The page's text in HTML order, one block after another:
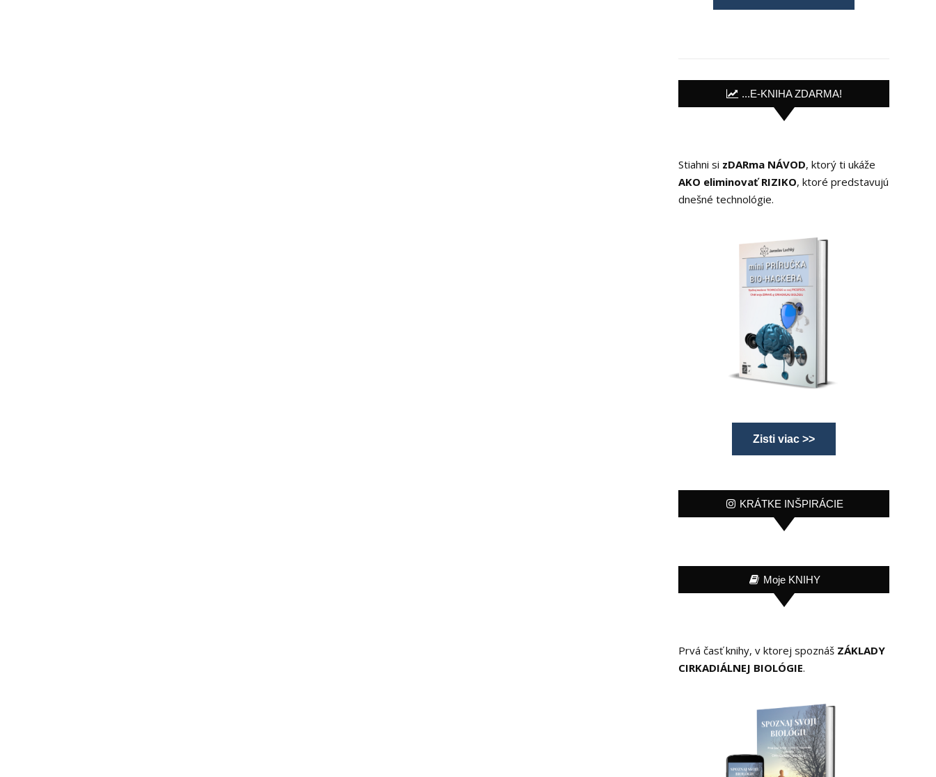
...E-KNIHA ZDARMA!
Stiahni si zDARma NÁVOD, ktorý ti ukáže
AKO eliminovať RIZIKO, ktoré predstavujú
dnešné technológie.
Zisti viac >>
KRÁTKE INŠPIRÁCIE
Moje KNIHY
Prvá časť knihy, v ktorej spoznáš ZÁKLADY
CIRKADIÁLNEJ BIOLÓGIE.